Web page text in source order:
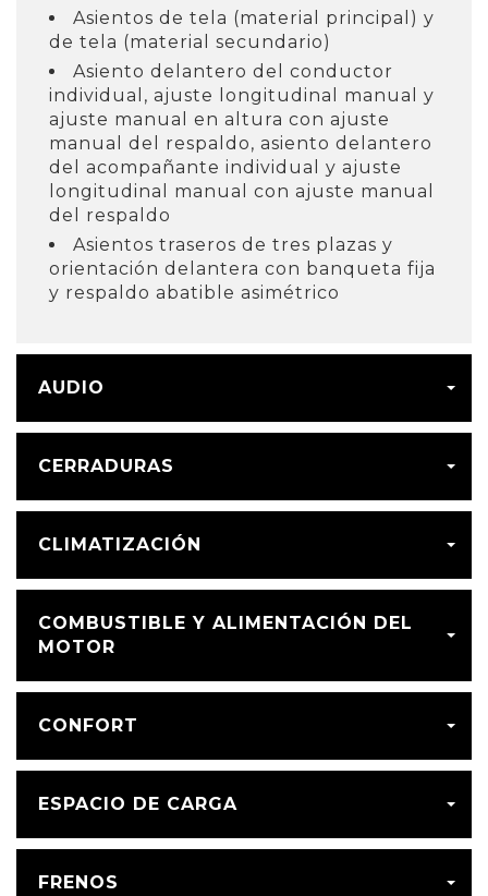
Asientos de tela (material principal) y
de tela (material secundario)
Asiento delantero del conductor
individual, ajuste longitudinal manual y
ajuste manual en altura con ajuste
manual del respaldo, asiento delantero
del acompañante individual y ajuste
longitudinal manual con ajuste manual
del respaldo
Asientos traseros de tres plazas y
orientación delantera con banqueta fija
y respaldo abatible asimétrico
AUDIO
CERRADURAS
CLIMATIZACIÓN
COMBUSTIBLE Y ALIMENTACIÓN DEL
MOTOR
CONFORT
ESPACIO DE CARGA
FRENOS